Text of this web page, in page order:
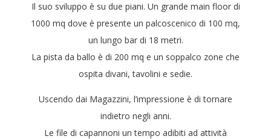
Il suo sviluppo è su due piani. Un grande main floor di
1000 mq dove è presente un palcoscenico di 100 mq,
un lungo bar di 18 metri.
La pista da ballo è di 200 mq e un soppalco zone che
ospita divani, tavolini e sedie.
Uscendo dai Magazzini, l’impressione è di tornare
indietro negli anni.
Le file di capannoni un tempo adibiti ad attività